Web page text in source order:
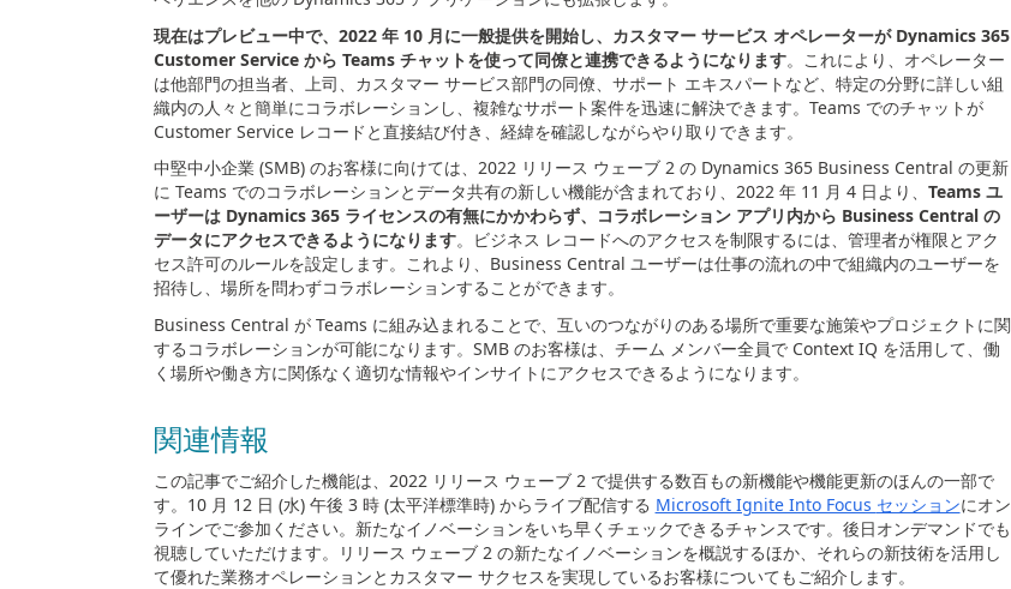
現在はプレビュー中で、 2022 年10 月に一般提供を開始し、カスタマー サービス オペレーターがDynamics 365
Customer Service から Teams チャットを使って同僚と連携できるようになります。これにより、オペレーター
は他部門の担当者、上司、カスタマー サービス部門の同僚、サポート エキスパートなど、特定の分野に詳しい組
織内の人々と簡単にコラボレーションし、複雑なサポート案件を迅速に解決できます。 Teams でのチャットが
Customer Service レコードと直接結び付き、経緯を確認しながらやり取りできます。
中堅中小企業(SMB) のお客様に向けては、 2022 リリース ウェーブ2 のDynamics 365 Business Central の更新
に Teams でのコラボレーションとデータ共有の新しい機能が含まれており、 2022 年11 月 4 日より、 Teams ユ
ーザーはDynamics 365 ライセンスの有無にかかわらず、コラボレーション アプリ内から Business Central の
データにアクセスできるようになります。ビジネス レコードへのアクセスを制限するには、管理者が権限とアク
セス許可のルールを設定します。これより、 Business Central ユーザーは仕事の流れの中で組織内のユーザーを
招待し、場所を問わずコラボレーションすることができます。
Business Central がTeams に組み込まれることで、互いのつながりのある場所で重要な施策やプロジェクトに関
するコラボレーションが可能になります。 SMB のお客様は、チーム メンバー全員でContext IQ を活用して、働
く場所や働き方に関係なく適切な情報やインサイトにアクセスできるようになります。
関連情報
この記事でご紹介した機能は、 2022 リリース ウェーブ2 で提供する数百もの新機能や機能更新のほんの一部で
す。 10 月 12 日 (水) 午後 3 時(太平洋標準時) からライブ配信する Microsoft Ignite Into Focus セッションにオン
ラインでご参加ください。新たなイノベーションをいち早くチェックできるチャンスです。後日オンデマンドでも
視聴していただけます。リリース ウェーブ2 の新たなイノベーションを概説するほか、それらの新技術を活用し
て優れた業務オペレーションとカスタマー サクセスを実現しているお客様についてもご紹介します。